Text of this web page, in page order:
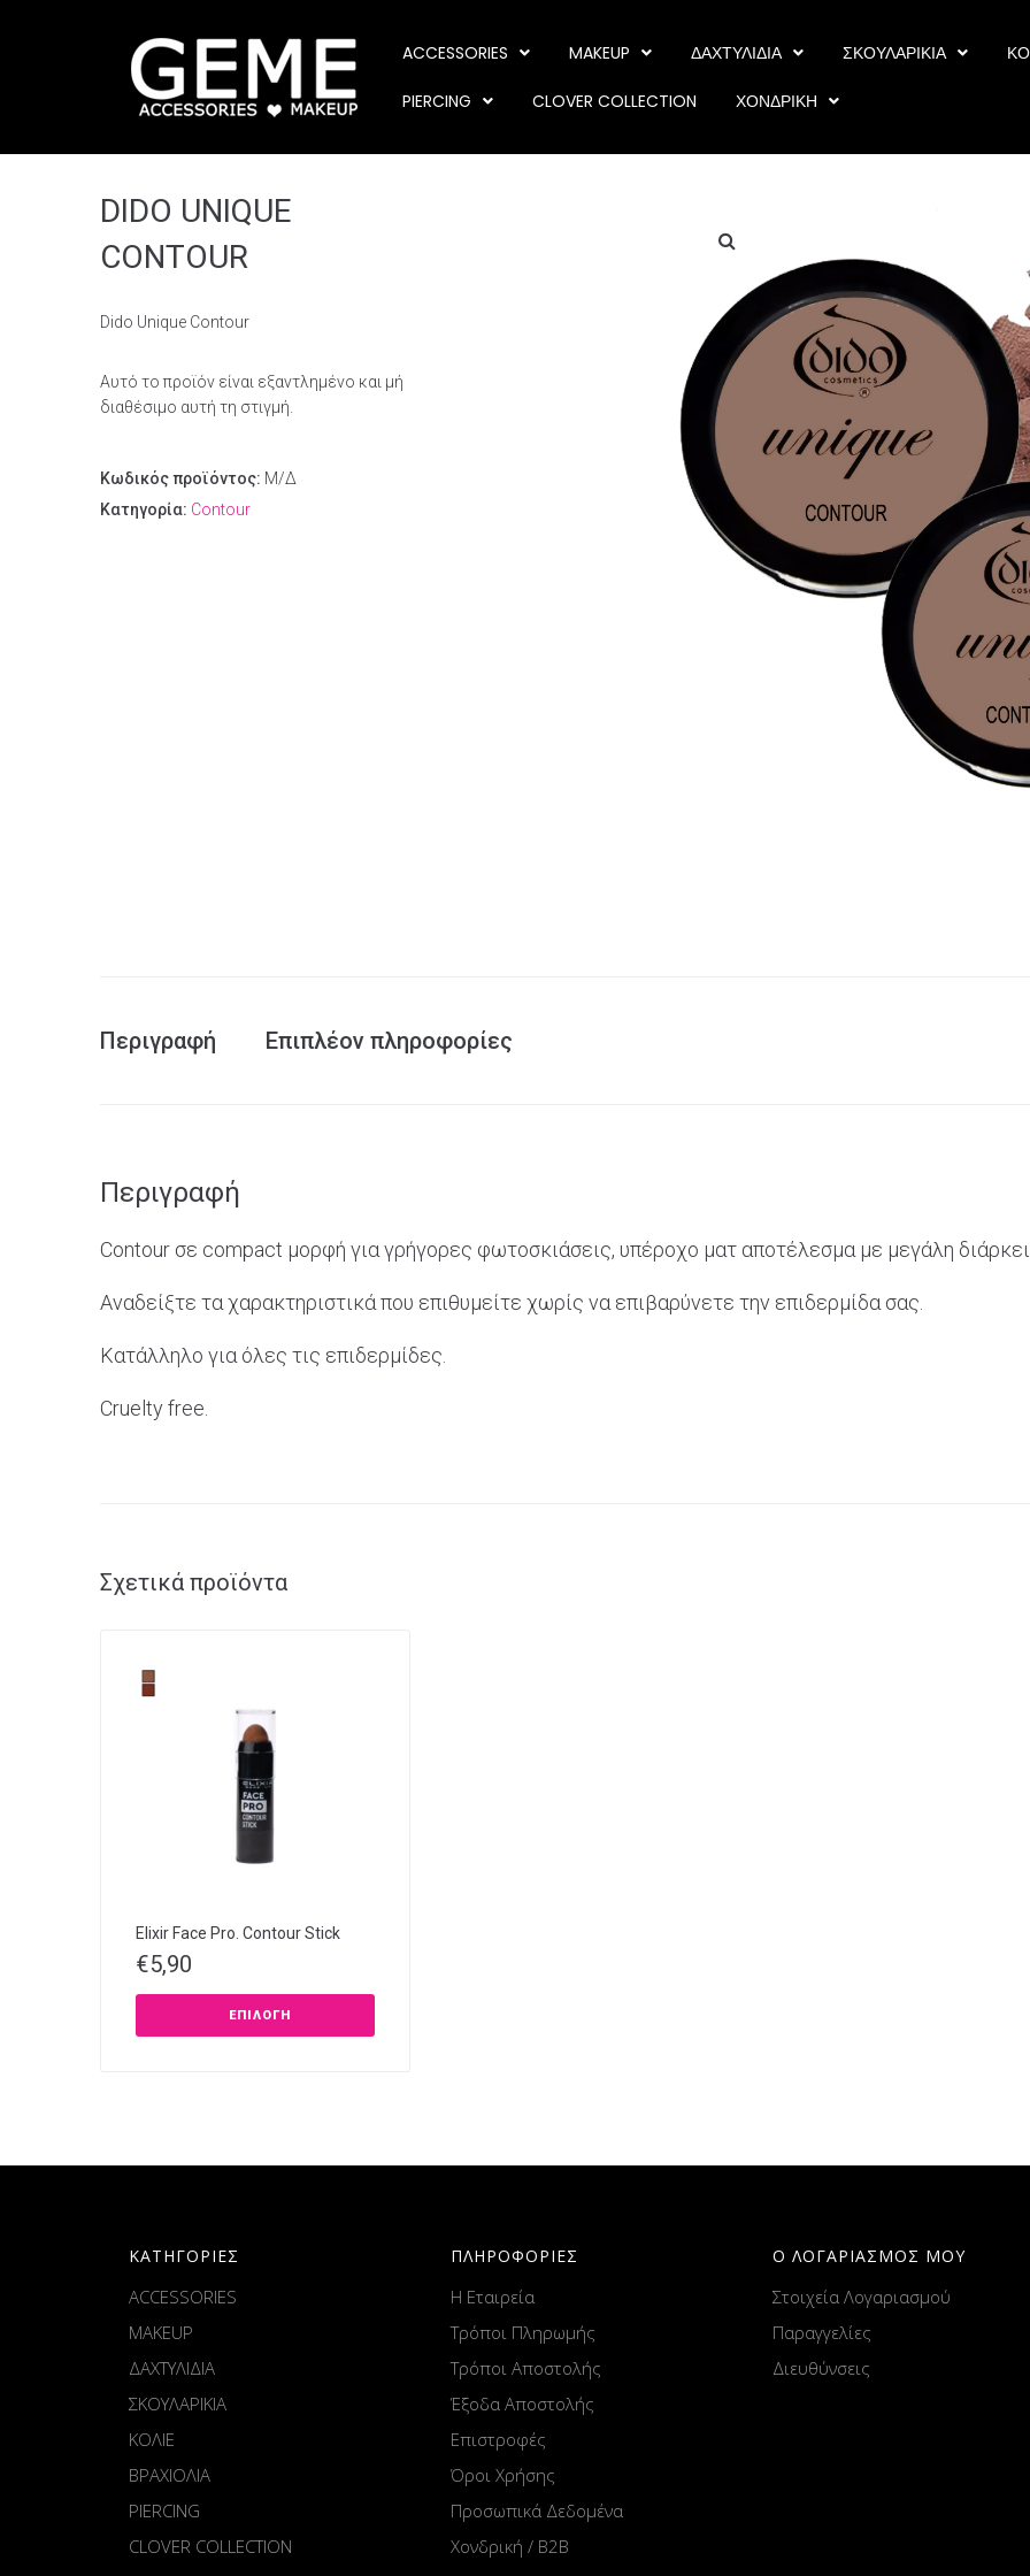
ACCESSORIES MAKEUP ΔΑΧΤΥΛΙΔΙΑ ΣΚΟΥΛΑΡΙΚΙΑ
PIERCING CLOVER COLLECTION ΧΟΝΔΡΙΚΗ
DIDO UNIQUE
CONTOUR
Dido Unique Contour
Αυτό το προϊόν είναι εξαντλημένο και μή
διαθέσιμο αυτή τη στιγμή.
Κωδικός προϊόντος: Μ/Δ
Κατηγορία: Contour
Περιγραφή Επιπλέον πληροφορίες
Περιγραφή
Contour σε compact μορφή για γρήγορες φωτοσκιάσεις, υπέροχο ματ αποτέλεσμα με μεγάλη
Αναδείξτε τα χαρακτηριστικά που επιθυμείτε χωρίς να επιβαρύνετε την επιδερμίδα σας.
Κατάλληλο για όλες τις επιδερμίδες.
Crueltyfree.
Σχετικά προϊόντα
Elixir Face Pro. Contour Stick
€5,90
ΕΠΙΛΟΓΉ
ΚΑΤΗΓΟΡΙΕΣ
ACCESSORIES
MAKEUP
ΔΑΧΤΥΛΙΔΙΑ
ΣΚΟΥΛΑΡΙΚΙΑ
ΚΟΛΙΕ
ΒΡΑΧΙΟΛΙΑ
PIERCING
CLOVER COLLECTION
ΠΛΗΡΟΦΟΡΙΕΣ
Η Εταιρεία
Τρόποι Πληρωμής
Τρόποι Αποστολής
Έξοδα Αποστολής
Επιστροφές
Όροι Χρήσης
Προσωπικά Δεδομένα
Χονδρική / B2B
Ο ΛΟΓΑΡΙΑΣΜΟΣ ΜΟΥ
Στοιχεία Λογαριασμού
Παραγγελίες
Διευθύνσεις